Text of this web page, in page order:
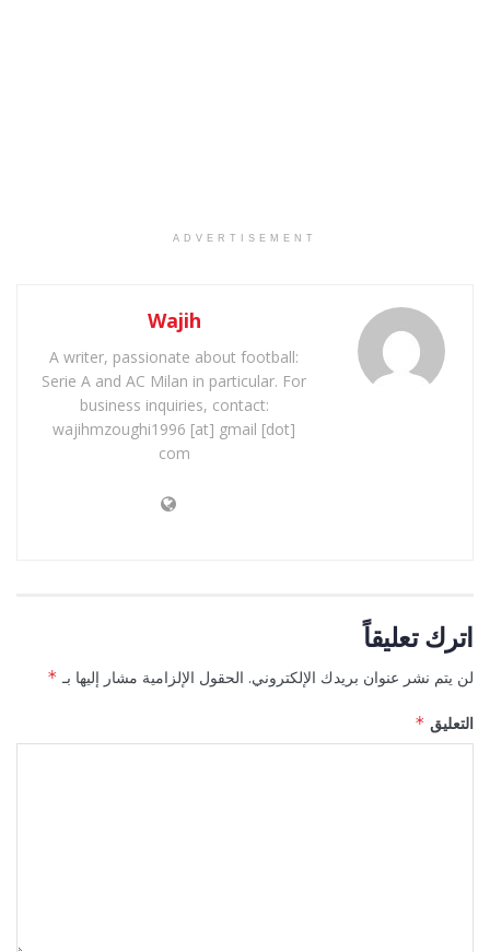
ADVERTISEMENT
Wajih
A writer, passionate about football:
Serie A and AC Milan in particular. For
business inquiries, contact:
wajihmzoughi1996 [at] gmail [dot]
com
اترك تعليقاً
لن يتم نشر عنوان بريدك الإلكتروني. الحقول الإلزامية مشار إليها بـ *
التعليق *